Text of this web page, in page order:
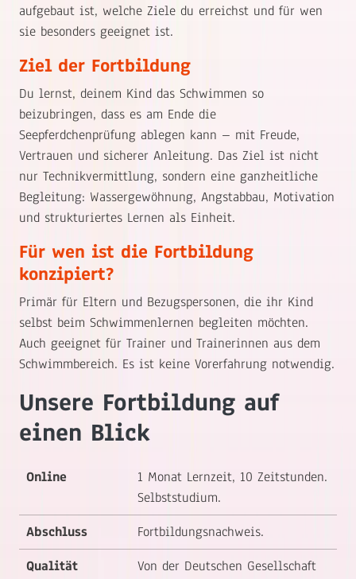
aufgebaut ist, welche Ziele du erreichst und für wen
sie besonders geeignet ist.
Ziel der Fortbildung
Du lernst, deinem Kind das Schwimmen so
beizubringen, dass es am Ende die
Seepferdchenprüfung ablegen kann – mit Freude,
Vertrauen und sicherer Anleitung. Das Ziel ist nicht
nur Technikvermittlung, sondern eine ganzheitliche
Begleitung: Wassergewöhnung, Angstabbau, Motivation
und strukturiertes Lernen als Einheit.
Für wen ist die Fortbildung
konzipiert?
Primär für Eltern und Bezugspersonen, die ihr Kind
selbst beim Schwimmenlernen begleiten möchten.
Auch geeignet für Trainer und Trainerinnen aus dem
Schwimmbereich. Es ist keine Vorerfahrung notwendig.
Unsere Fortbildung auf
einen Blick
Online
1 Monat Lernzeit, 10 Zeitstunden.
Selbststudium.
Abschluss
Fortbildungsnachweis.
Qualität
Von der Deutschen Gesellschaft